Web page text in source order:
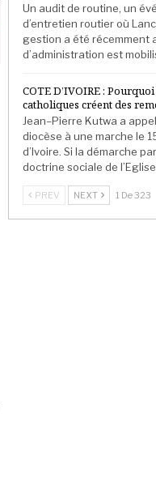
Un audit de routine, un
d’entretien routier où
gestion a été récemment
d’administration est
COTE D’IVOIRE :
catholiques créent des
Jean–Pierre Kutwa a
diocèse à une marche le
d’Ivoire. Si la démarche
doctrine sociale de
PREV NEXT 1 De 323